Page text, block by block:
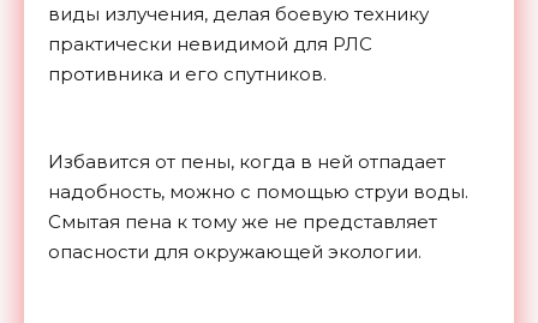
виды излучения, делая боевую технику
практически невидимой для РЛС
противника и его спутников.
Избавится от пены, когда в ней отпадает
надобность, можно с помощью струи воды.
Смытая пена к тому же не представляет
опасности для окружающей экологии.